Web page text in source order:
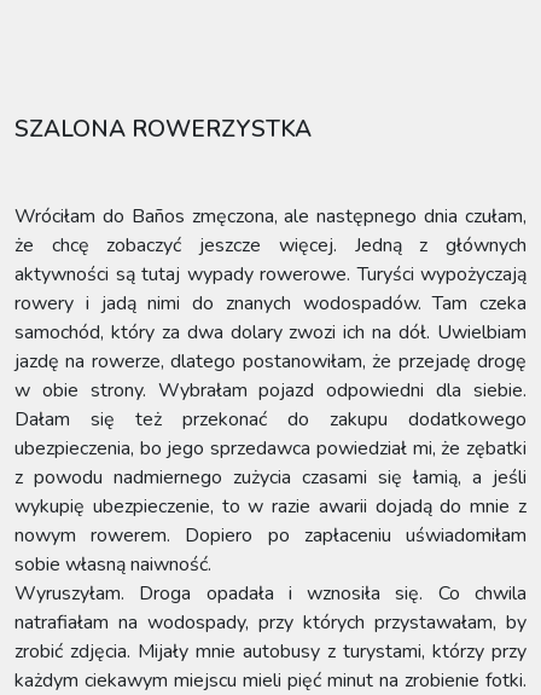
SZALONA ROWERZYSTKA
Wróciłam do Baños zmęczona, ale następnego dnia czułam,
że chcę zobaczyć jeszcze więcej. Jedną z głównych
aktywności są tutaj wypady rowerowe. Turyści wypożyczają
rowery i jadą nimi do znanych wodospadów. Tam czeka
samochód, który za dwa dolary zwozi ich na dół. Uwielbiam
jazdę na rowerze, dlatego postanowiłam, że przejadę drogę
w obie strony. Wybrałam pojazd odpowiedni dla siebie.
Dałam się też przekonać do zakupu dodatkowego
ubezpieczenia, bo jego sprzedawca powiedział mi, że zębatki
z powodu nadmiernego zużycia czasami się łamią, a jeśli
wykupię ubezpieczenie, to w razie awarii dojadą do mnie z
nowym rowerem. Dopiero po zapłaceniu uświadomiłam
sobie własną naiwność.
Wyruszyłam. Droga opadała i wznosiła się. Co chwila
natrafiałam na wodospady, przy których przystawałam, by
zrobić zdjęcia. Mijały mnie autobusy z turystami, którzy przy
każdym ciekawym miejscu mieli pięć minut na zrobienie fotki.